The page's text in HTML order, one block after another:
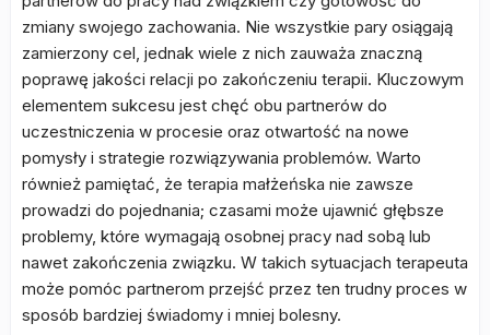
zmiany swojego zachowania. Nie wszystkie pary osiągają
zamierzony cel, jednak wiele z nich zauważa znaczną
poprawę jakości relacji po zakończeniu terapii. Kluczowym
elementem sukcesu jest chęć obu partnerów do
uczestniczenia w procesie oraz otwartość na nowe
pomysły i strategie rozwiązywania problemów. Warto
również pamiętać, że terapia małżeńska nie zawsze
prowadzi do pojednania; czasami może ujawnić głębsze
problemy, które wymagają osobnej pracy nad sobą lub
nawet zakończenia związku. W takich sytuacjach terapeuta
może pomóc partnerom przejść przez ten trudny proces w
sposób bardziej świadomy i mniej bolesny.